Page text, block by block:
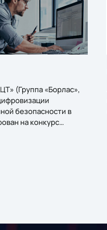
(Группа «Борлас»,
безопасности в
на конкурс